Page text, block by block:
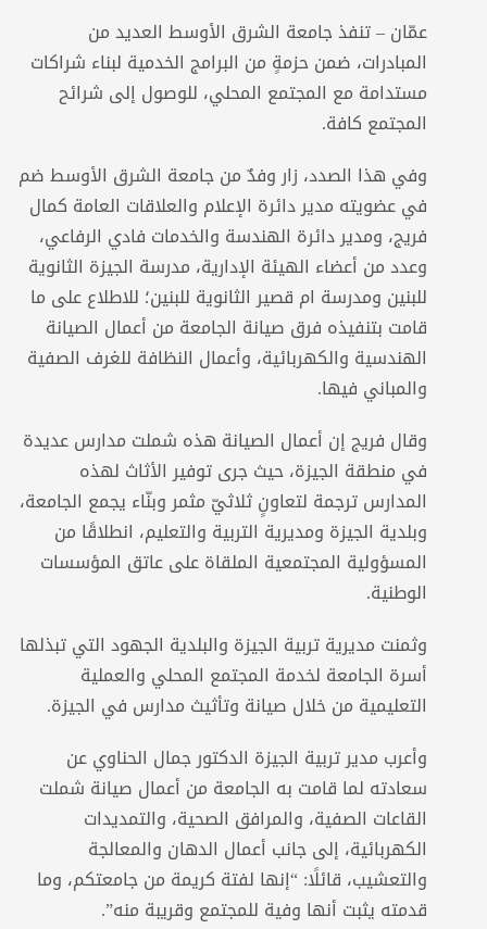
عمّان – تنفذ جامعة الشرق الأوسط العديد من
المبادرات، ضمن حزمةٍ من البرامج الخدمية لبناء شراكات
مستدامة مع المجتمع المحلي، للوصول إلى شرائح
المجتمع كافة.
وفي هذا الصدد، زار وفدٌ من جامعة الشرق الأوسط ضم
في عضويته مدير دائرة الإعلام والعلاقات العامة كمال
فريج، ومدير دائرة الهندسة والخدمات فادي الرفاعي،
وعدد من أعضاء الهيئة الإدارية، مدرسة الجيزة الثانوية
للبنين ومدرسة ام قصير الثانوية للبنين؛ للاطلاع على ما
قامت بتنفيذه فرق صيانة الجامعة من أعمال الصيانة
الهندسية والكهربائية، وأعمال النظافة للغرف الصفية
والمباني فيها.
وقال فريج إن أعمال الصيانة هذه شملت مدارس عديدة
في منطقة الجيزة، حيث جرى توفير الأثاث لهذه
المدارس ترجمة لتعاونٍ ثلاثيّ مثمر وبنّاء يجمع الجامعة،
وبلدية الجيزة ومديرية التربية والتعليم، انطلاقًا من
المسؤولية المجتمعية الملقاة على عاتق المؤسسات
الوطنية.
وثمنت مديرية تربية الجيزة والبلدية الجهود التي تبذلها
أسرة الجامعة لخدمة المجتمع المحلي والعملية
التعليمية من خلال صيانة وتأثيث مدارس في الجيزة.
وأعرب مدير تربية الجيزة الدكتور جمال الحناوي عن
سعادته لما قامت به الجامعة من أعمال صيانة شملت
القاعات الصفية، والمرافق الصحية، والتمديدات
الكهربائية، إلى جانب أعمال الدهان والمعالجة
والتعشيب، قائلًا: “إنها لفتة كريمة من جامعتكم، وما
قدمته يثبت أنها وفية للمجتمع وقريبة منه”.